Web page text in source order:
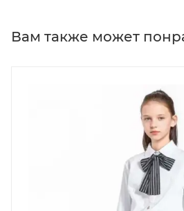
Вам также может